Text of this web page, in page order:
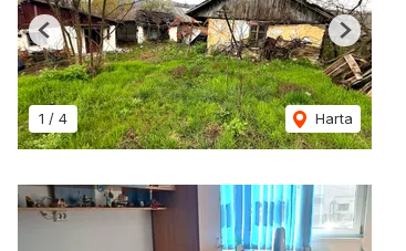
1 / 4 Harta
Previous Next